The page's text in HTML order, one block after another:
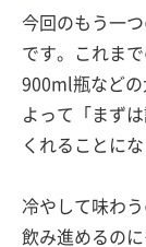
今回のもう一
です。これま
900ml瓶などの
よって「まず
くれることにな
冷やして味わ
飲み進めるの